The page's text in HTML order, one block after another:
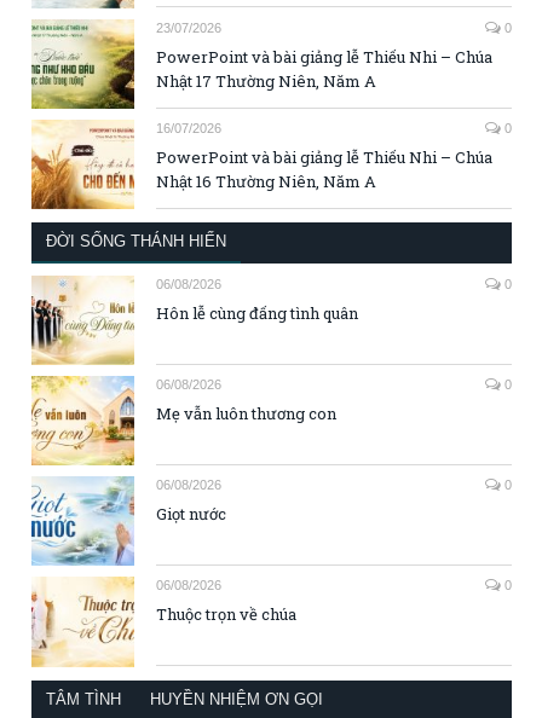
23/07/2026 0
PowerPoint và bài giảng lễ Thiếu Nhi – Chúa
Nhật 17 Thường Niên, Năm A
16/07/2026 0
PowerPoint và bài giảng lễ Thiếu Nhi – Chúa
Nhật 16 Thường Niên, Năm A
ĐỜI SỐNG THÁNH HIẾN
06/08/2026 0
Hôn lễ cùng đấng tình quân
06/08/2026 0
Mẹ vẫn luôn thương con
06/08/2026 0
Giọt nước
06/08/2026 0
Thuộc trọn về chúa
TÂM TÌNH HUYỀN NHIỆM ƠN GỌI